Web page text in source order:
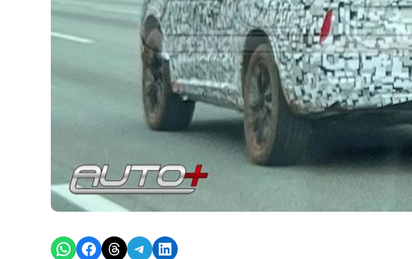
Share on WhatsApp
Share on Facebook
Share on Threads
Share on Telegram
Share on LinkedIn